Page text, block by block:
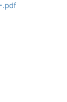
.pdf